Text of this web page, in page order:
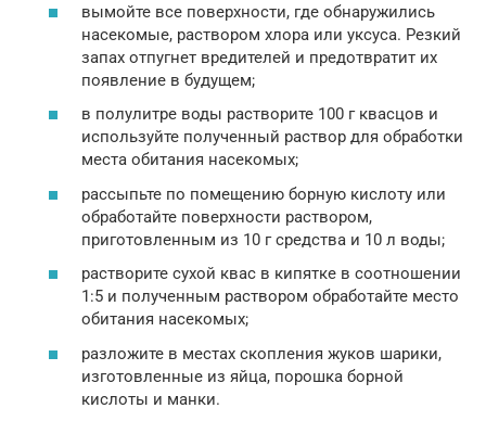
вымойте все поверхности, где обнаружились
насекомые, раствором хлора или уксуса. Резкий
запах отпугнет вредителей и предотвратит их
появление в будущем;
в полулитре воды растворите 100 г квасцов и
используйте полученный раствор для обработки
места обитания насекомых;
рассыпьте по помещению борную кислоту или
обработайте поверхности раствором,
приготовленным из 10 г средства и 10 л воды;
растворите сухой квас в кипятке в соотношении
1:5 и полученным раствором обработайте место
обитания насекомых;
разложите в местах скопления жуков шарики,
изготовленные из яйца, порошка борной
кислоты и манки.